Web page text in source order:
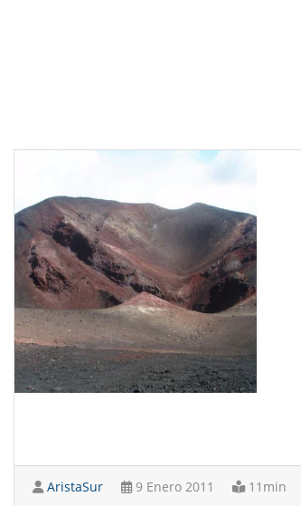
AristaSur 9 Enero 2011 11min